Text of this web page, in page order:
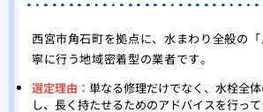
西宮市角石町を拠点に、水まわり全般の
寧に行う地域密着型の業者です。
選定理由： 単なる修理だけでなく、水栓全
し、長く持たせるためのアドバイスを行っ